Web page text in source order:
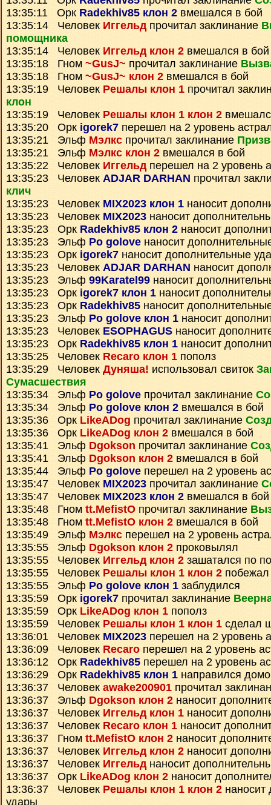
13:35:11 Орк Radekhiv85 клон 2 вмешался в бой
13:35:14 Человек Иггельдпрочитал заклинание
помощника
13:35:14 Человек Иггельд клон 2 вмешался в бой
13:35:18 Гном ~GusJ~ прочитал заклинание
13:35:18 Гном ~GusJ~ клон 2 вмешался в бой
13:35:19 Человек Решалы клон 1 прочитал
клон
13:35:19 Человек Решалы клон 1 клон 2
13:35:20 Орк igorek7 перешел на 2 уровень
13:35:21 Эльф Мэлкс прочитал заклинание
13:35:21 Эльф Мэлкс клон 2 вмешался в бой
13:35:22 Человек Иггельдперешел на 2 уровень
13:35:23 Человек ADJAR DARHAN прочитал
клич
13:35:23 Человек MIX2023 клон 1 наносит
13:35:23 Человек MIX2023 наносит
13:35:23 Орк Radekhiv85 клон 2 наносит
13:35:23 Эльф Po golove наносит
13:35:23 Орк igorek7 наносит дополнительные
13:35:23 Человек ADJAR DARHAN наносит
13:35:23 Эльф 99Karatel99 наносит
13:35:23 Орк igorek7 клон 1 наносит
13:35:23 Орк Radekhiv85 наносит
13:35:23 Эльф Po golove клон 1 наносит
13:35:23 Человек ESOPHAGUS наносит
13:35:23 Орк Radekhiv85 клон 1 наносит
13:35:25 Человек Recaro клон 1 пополз
13:35:29 Человек Дуняша! использовал свиток
Сумаcшествия
13:35:34 Эльф Po golove прочитал заклинание
13:35:34 Эльф Po golove клон 2 вмешался в бой
13:35:36 Орк LikeADog прочитал заклинание
13:35:36 Орк LikeADog клон 2 вмешался в бой
13:35:41 Эльф Dgokson прочитал заклинание
13:35:41 Эльф Dgokson клон 2 вмешался в бой
13:35:44 Эльф Po golove перешел на 2 уровень
13:35:47 Человек MIX2023 прочитал заклинание
13:35:47 Человек MIX2023 клон 2 вмешался в бой
13:35:48 Гном tt.MefistO прочитал заклинание
13:35:48 Гном tt.MefistO клон 2 вмешался в бой
13:35:49 Эльф Мэлкс перешел на 2 уровень
13:35:55 Эльф Dgokson клон 2 проковылял
13:35:55 Человек Иггельд клон 2 зашатался по
13:35:55 Человек Решалы клон 1 клон 2 побежал
13:35:55 Эльф Po golove клон 1 заблудился
13:35:59 Орк igorek7 прочитал заклинание
13:35:59 Орк LikeADog клон 1 пополз
13:35:59 Человек Решалы клон 1 клон 1 сделал
13:36:01 Человек MIX2023 перешел на 2 уровень
13:36:09 Человек Recaro перешел на 2 уровень
13:36:12 Орк Radekhiv85 перешел на 2 уровень
13:36:29 Орк Radekhiv85 клон 1 направился
13:36:37 Человек awake200901 прочитал
13:36:37 Эльф Dgokson клон 2 наносит
13:36:37 Человек Иггельд клон 1 наносит
13:36:37 Человек Recaro клон 1 наносит
13:36:37 Гном tt.MefistO клон 2 наносит
13:36:37 Человек Иггельд клон 2 наносит
13:36:37 Человек Иггельднаносит
13:36:37 Орк LikeADog клон 2 наносит
13:36:37 Человек Решалы клон 1 клон 2 наносит
удары